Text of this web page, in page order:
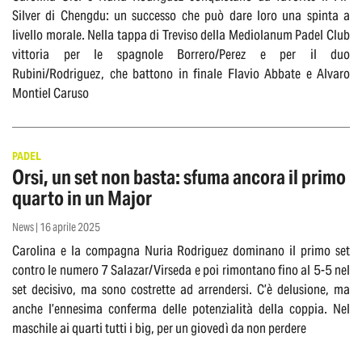
Silver di Chengdu: un successo che può dare loro una spinta a
livello morale. Nella tappa di Treviso della Mediolanum Padel Club
vittoria per le spagnole Borrero/Perez e per il duo
Rubini/Rodriguez, che battono in finale Flavio Abbate e Alvaro
Montiel Caruso
PADEL
Orsi, un set non basta: sfuma ancora il primo
quarto in un Major
News | 16 aprile 2025
Carolina e la compagna Nuria Rodriguez dominano il primo set
contro le numero 7 Salazar/Virseda e poi rimontano fino al 5-5 nel
set decisivo, ma sono costrette ad arrendersi. C’è delusione, ma
anche l’ennesima conferma delle potenzialità della coppia. Nel
maschile ai quarti tutti i big, per un giovedì da non perdere